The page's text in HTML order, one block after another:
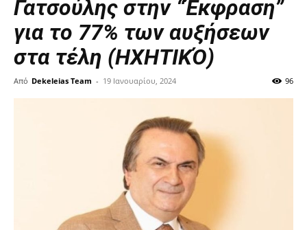
Γατσούλης στην “Έκφραση”
για το 77% των αυξήσεων
στα τέλη (ΗΧΗΤΙΚΌ)
Από Dekeleias Team - 19 Ιανουαρίου, 2024 96